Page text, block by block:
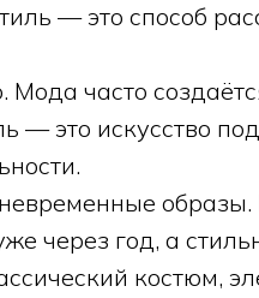
— это способ
Мода часто
— это искусство
через год, а
костюм,